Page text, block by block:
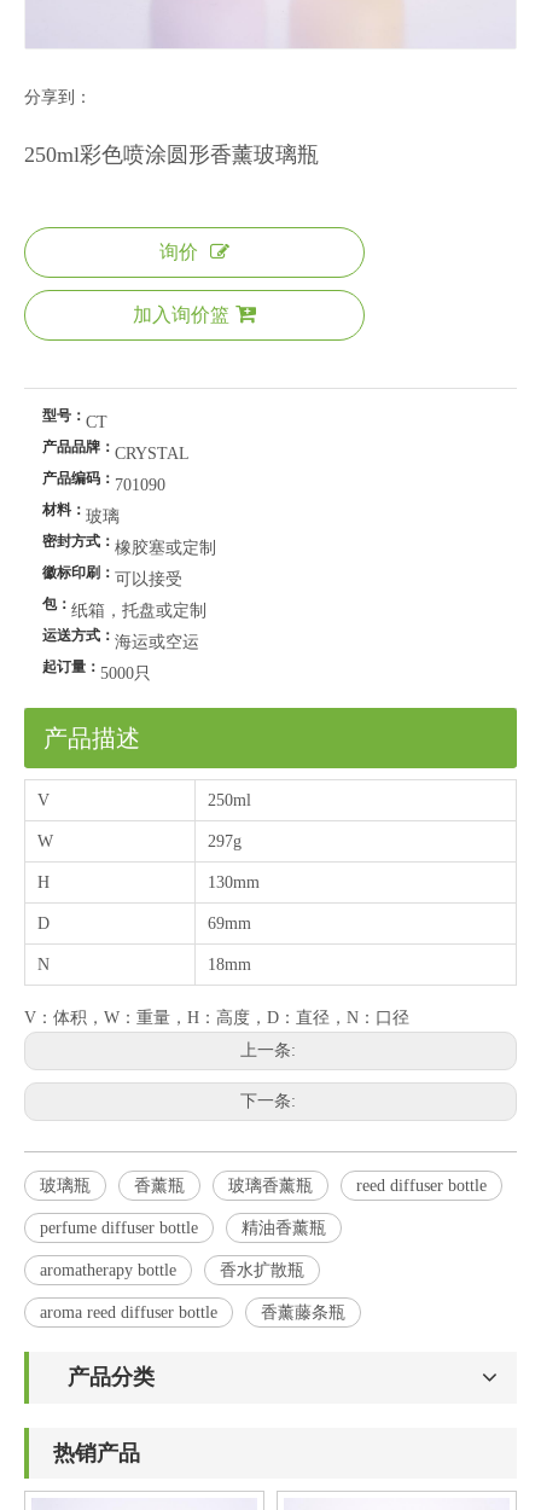
分享到：
250ml彩色喷涂圆形香薰玻璃瓶
询价
加入询价篮
型号： CT
产品品牌： CRYSTAL
产品编码： 701090
材料： 玻璃
密封方式： 橡胶塞或定制
徽标印刷： 可以接受
包： 纸箱，托盘或定制
运送方式： 海运或空运
起订量： 5000只
产品描述
V 250ml
W 297g
H 130mm
D 69mm
N 18mm
V：体积，W：重量，H：高度，D：直径，N：口径
上一条:
下一条:
玻璃瓶 香薰瓶 玻璃香薰瓶 reed diffuser bottle
perfume diffuser bottle 精油香薰瓶
aromatherapy bottle 香水扩散瓶
aroma reed diffuser bottle 香薰藤条瓶
产品分类
热销产品